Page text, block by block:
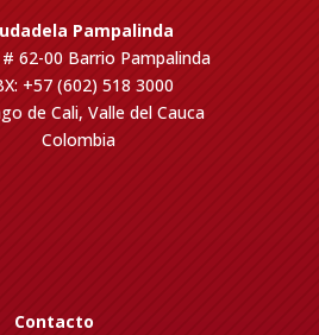
Pampalinda
# 62-00 Barrio Pampalinda
+57 (602) 518 3000
de Cali, Valle del Cauca
Colombia
Contacto